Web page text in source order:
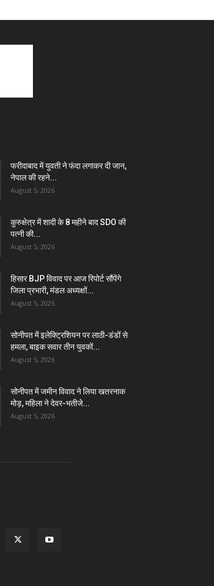
फरीदाबाद में युवती ने फंदा लगाकर दी जान,
नेपाल की रहने...
August 5, 2026
कुरुक्षेत्र में शादी के 8 महीने बाद SDO की
पत्नी की...
August 5, 2026
हिसार BJP विवाद पर आज रिपोर्ट सौंपेंगे
जिला प्रभारी, मंडल अध्यक्षों...
August 5, 2026
सोनीपत में इलेक्ट्रिशियन पर लाठी-डंडों से
हमला, बाइक सवार तीन युवकों...
August 5, 2026
सोनीपत में जमीन विवाद ने लिया खतरनाक
मोड़, महिला ने देवर-भतीजे...
August 5, 2026